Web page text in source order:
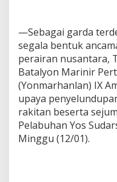
—Sebagai garda
segala bentuk
perairan nusantara,
Batalyon Marinir
(Yonmarhanlan) IX
upaya
rakitan beserta
Pelabuhan Yos
Minggu (12/01).